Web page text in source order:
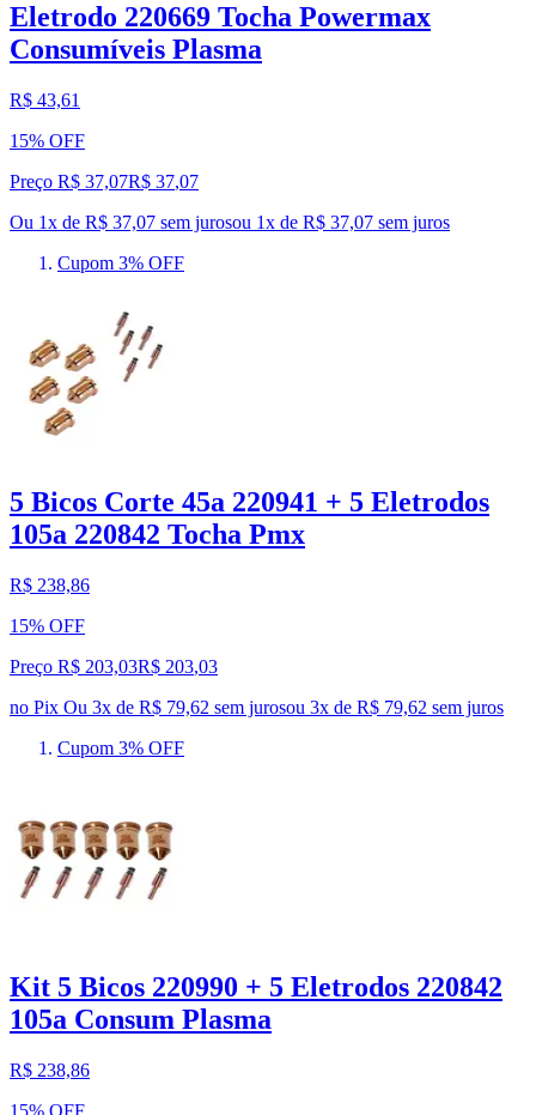
Eletrodo 220669 Tocha Powermax
Consumíveis Plasma
R$ 43,61
15% OFF
Preço R$ 37,07R$ 37,07
Ou 1x de R$ 37,07 sem jurosou 1x de R$ 37,07 sem juros
Cupom 3% OFF
5 Bicos Corte 45a 220941 + 5 Eletrodos
105a 220842 Tocha Pmx
R$ 238,86
15% OFF
Preço R$ 203,03R$ 203,03
no Pix Ou 3x de R$ 79,62 sem jurosou 3x de R$ 79,62 sem juros
Cupom 3% OFF
Kit 5 Bicos 220990 + 5 Eletrodos 220842
105a Consum Plasma
R$ 238,86
15% OFF